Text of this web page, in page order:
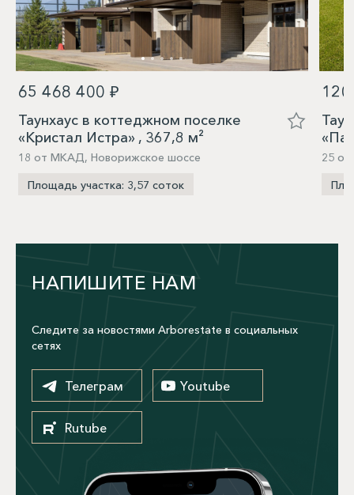
65 468 400 ₽
Таунхаус в коттеджном поселке
«Кристал Истра» , 367,8 м²
18 от МКАД, Новорижское шоссе
Площадь участка: 3,57 соток
25
НАПИШИТЕ НАМ
Следите за новостями Arborestate в социальных
сетях
Телеграм Youtube
Rutube